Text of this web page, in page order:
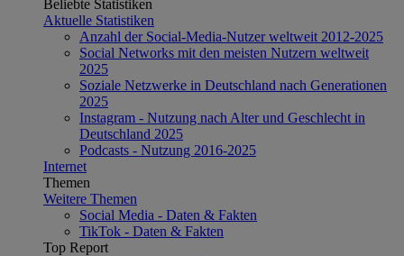
Beliebte Statistiken
Aktuelle Statistiken
Anzahl der Social-Media-Nutzer weltweit 2012-2025
Social Networks mit den meisten Nutzern weltweit
2025
Soziale Netzwerke in Deutschland nach Generationen
2025
Instagram - Nutzung nach Alter und Geschlecht in
Deutschland 2025
Podcasts - Nutzung 2016-2025
Internet
Themen
Weitere Themen
Social Media - Daten & Fakten
TikTok - Daten & Fakten
Top Report